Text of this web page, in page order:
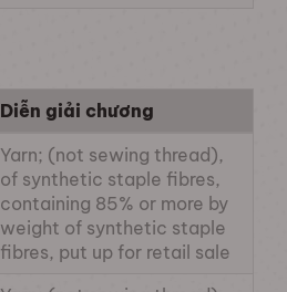
Diễn giải chương
Yarn; (not sewing thread),
of synthetic staple fibres,
containing 85% or more by
weight of synthetic staple
fibres, put up for retail sale